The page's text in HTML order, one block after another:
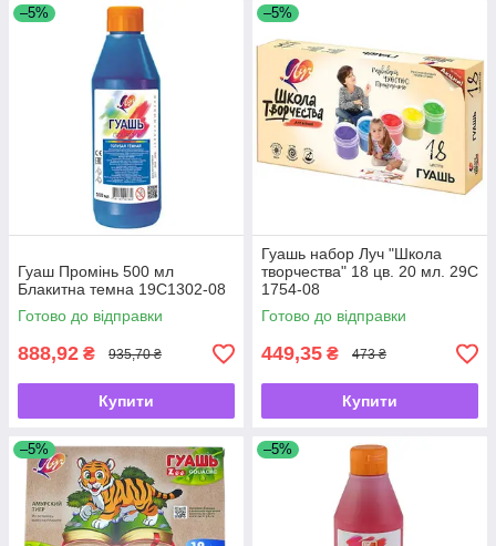
–5%
Гуаш Промінь 500 мл
Блакитна темна 19С1302-08
Готово до відправки
888,92 ₴ 935,70 ₴
Купити
–5%
Гуашь набор Луч "Школа
творчества" 18 цв. 20 мл. 29С
1754-08
Готово до відправки
449,35 ₴ 473 ₴
Купити
–5% –5%